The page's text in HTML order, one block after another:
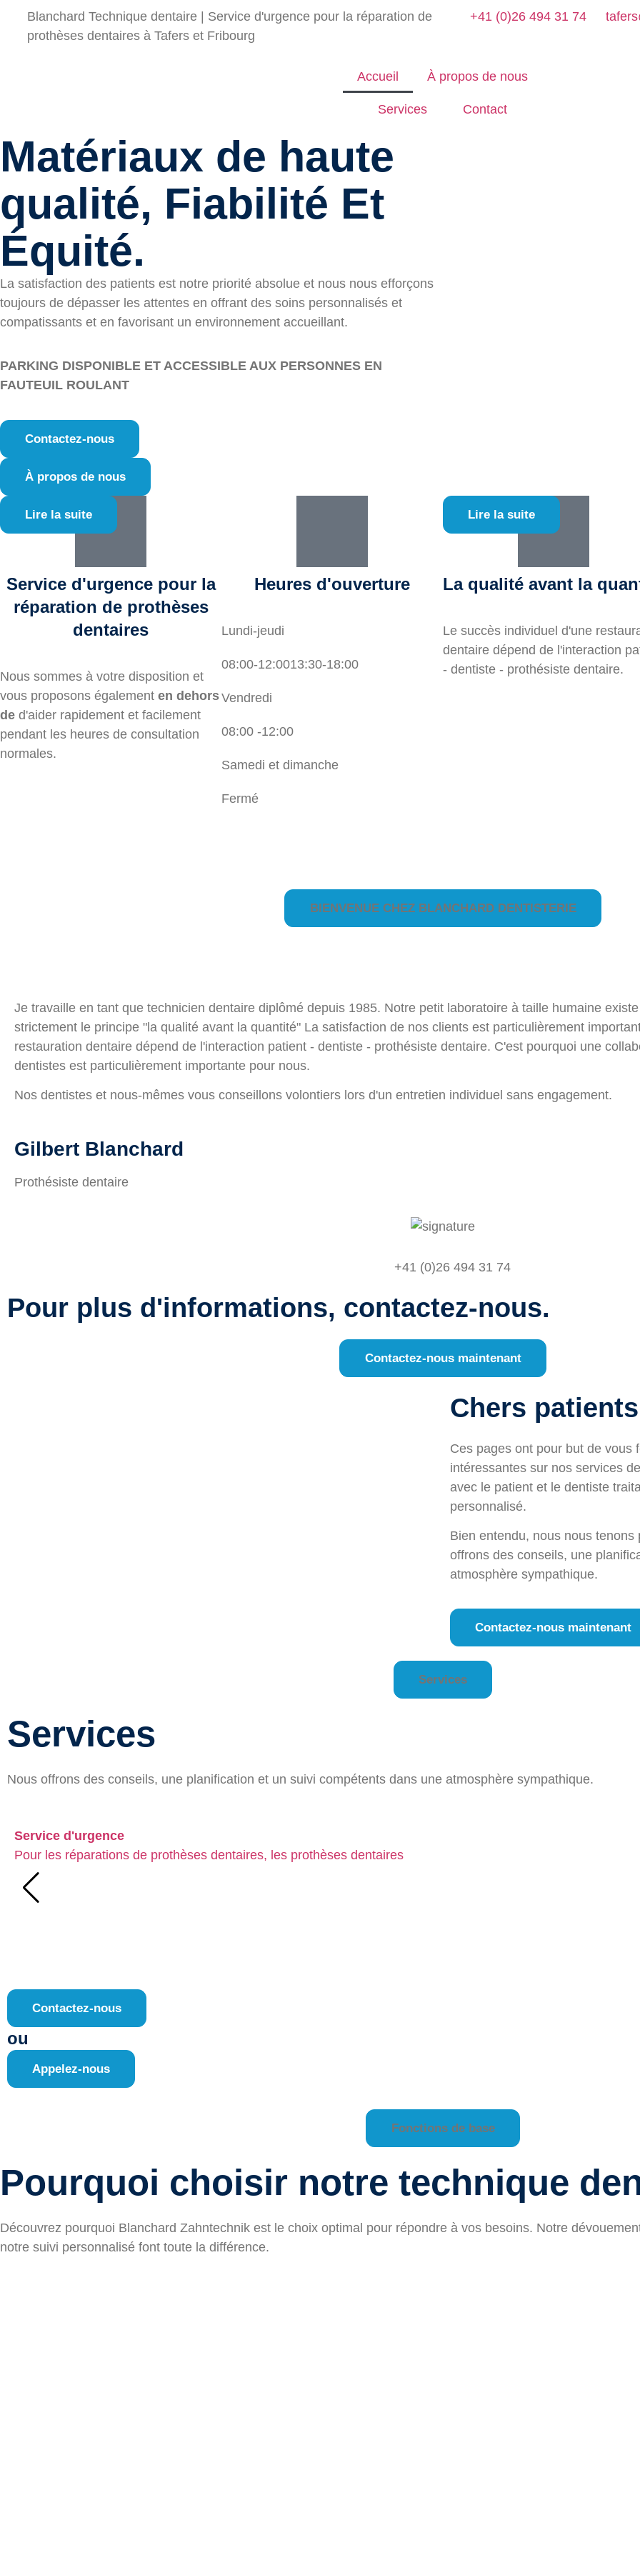
Blanchard Technique dentaire | Service d'urgence pour la réparation de
prothèses dentaires à Tafers et Fribourg
+41 (0)26 494 31 74
Accueil À propos de nous
Services Contact
Matériaux de haute
qualité, Fiabilité Et
Équité.
La satisfaction des patients est notre priorité absolue et nous nous efforçons
toujours de dépasser les attentes en offrant des soins personnalisés et
compatissants et en favorisant un environnement accueillant.
PARKING DISPONIBLE ET ACCESSIBLE AUX PERSONNES EN
FAUTEUIL ROULANT
Contactez-nous
À propos de nous
Service d'urgence pour la
réparation de prothèses
dentaires
Nous sommes à votre disposition et
vous proposons également en dehors
de d'aider rapidement et facilement
pendant les heures de consultation
normales.
Lire la suite
Heures d'ouverture
Lundi-jeudi
08:00-12:0013:30-18:00
Vendredi
08:00 -12:00
Samedi et dimanche
Fermé
La qualité avant la
Le succès individuel d'une
dentaire dépend de l'interaction
- dentiste - prothésiste dentaire.
Lire la suite
BIENVENUE CHEZ BLANCHARD DENTISTERIE
Je travaille en tant que technicien dentaire diplômé depuis 1985. Notre petit laboratoire à taille humaine
strictement le principe "la qualité avant la quantité" La satisfaction de nos clients est particulièrement
restauration dentaire dépend de l'interaction patient - dentiste - prothésiste dentaire. C'est pourquoi une
dentistes est particulièrement importante pour nous.
Nos dentistes et nous-mêmes vous conseillons volontiers lors d'un entretien individuel sans engagement.
Gilbert Blanchard
Prothésiste dentaire
+41 (0)26 494 31 74
Pour plus d'informations, contactez-nous.
Contactez-nous maintenant
Chers
Ces pages ont pour but de vous
intéressantes sur nos services
avec le patient et le dentiste
personnalisé.
Bien entendu, nous nous
offrons des conseils, une
atmosphère sympathique.
Contactez-nous maintenant
Services
Services
Nous offrons des conseils, une planification et un suivi compétents dans une atmosphère sympathique.
Service d'urgence
Pour les réparations de prothèses dentaires, les prothèses dentaires
Contactez-nous
ou
Appelez-nous
Fonctions de base
Pourquoi choisir notre technique
Découvrez pourquoi Blanchard Zahntechnik est le choix optimal pour répondre à vos besoins. Notre
notre suivi personnalisé font toute la différence.